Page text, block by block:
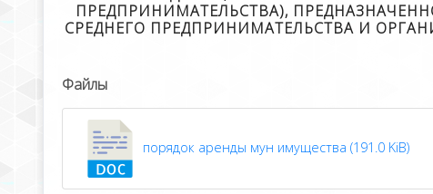
ПРЕДПРИНИМАТЕЛЬСТВА),
СРЕДНЕГО ПРЕДПРИНИМАТЕЛЬСТВА И
Файлы
порядок аренды мун имущества (191.0 KiB)